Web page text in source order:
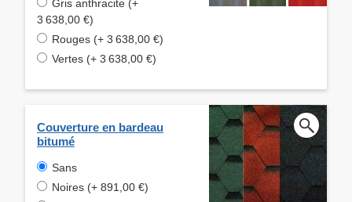
Gris anthracite (+
3 638,00 €)
Rouges (+ 3 638,00 €)
Vertes (+ 3 638,00 €)
Couverture en bardeau
bitumé
Sans
Noires (+ 891,00 €)